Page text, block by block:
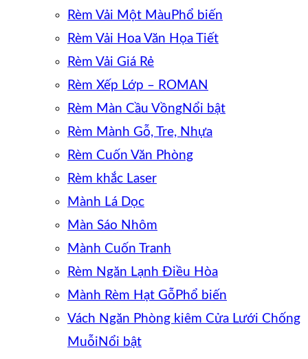
Rèm Vải Một Màu
Rèm Vải Hoa Văn Họa Tiết
Rèm Vải Giá Rẻ
Rèm Xếp Lớp – ROMAN
Rèm Màn Cầu Vồng
Rèm Mành Gỗ, Tre, Nhựa
Rèm Cuốn Văn Phòng
Rèm khắc Laser
Mành Lá Dọc
Màn Sáo Nhôm
Mành Cuốn Tranh
Rèm Ngăn Lạnh Điều Hòa
Mành Rèm Hạt Gỗ
Vách Ngăn Phòng kiêm Cửa Lưới Chống
Muỗi